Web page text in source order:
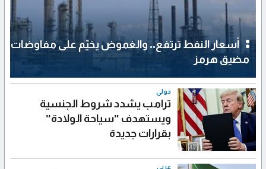
أسعار النفط ترتفع.. والغموض يخيّم على مفاوضات
مضيق هرمز
دولي
ترامب يشدد شروط الجنسية
ويستهدف "سياحة الولادة"
بقرارات جديدة
عربي